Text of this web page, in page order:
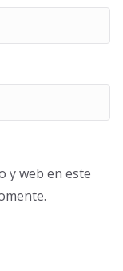
y web en este